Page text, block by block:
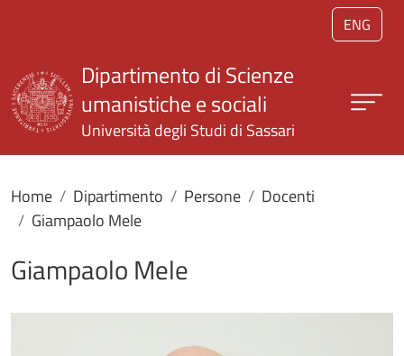
Salta al contenuto principale
ENG
Dipartimento di Scienze
umanistiche e sociali
Università degli Studi di Sassari
Home Dipartimento Persone
Docenti
Giampaolo Mele
Giampaolo Mele